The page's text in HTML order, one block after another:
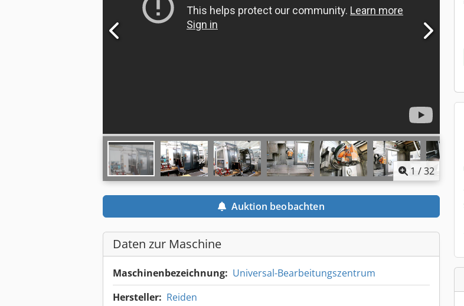
1 /32
Auktion beobachten
Daten zur Maschine
Maschinenbezeichnung: Universal-Bearbeitungszentrum
Hersteller: Reiden